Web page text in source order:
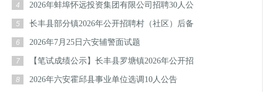
4 2026年蚌埠怀远投资集团有限公司招聘30人公
5 长丰县部分镇2026年公开招聘村（社区）后备
6 2026年7月25日六安辅警面试题
7 【笔试成绩公示】长丰县罗塘镇2026年公开招
8 2026年六安霍邱县事业单位选调10人公告